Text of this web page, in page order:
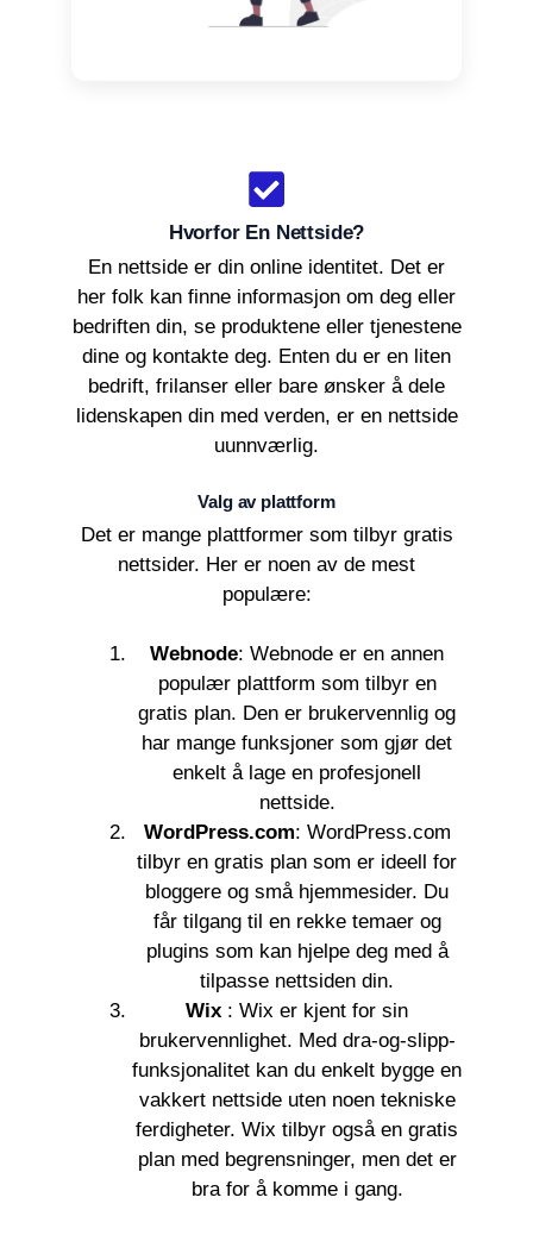
Hvorfor En Nettside?
En nettside er din online identitet. Det er
her folk kan finne informasjon om deg eller
bedriften din, se produktene eller tjenestene
dine og kontakte deg. Enten du er en liten
bedrift, frilanser eller bare ønsker å dele
lidenskapen din med verden, er en nettside
uunnværlig.
Valg av plattform
Det er mange plattformer som tilbyr gratis
nettsider. Her er noen av de mest
populære:
Webnode: Webnode er en annen
populær plattform som tilbyr en
gratis plan. Den er brukervennlig og
har mange funksjoner som gjør det
enkelt å lage en profesjonell
nettside.
WordPress.com: WordPress.com
tilbyr en gratis plan som er ideell for
bloggere og små hjemmesider. Du
får tilgang til en rekke temaer og
plugins som kan hjelpe deg med å
tilpasse nettsiden din.
Wix : Wix er kjent for sin
brukervennlighet. Med dra-og-slipp-
funksjonalitet kan du enkelt bygge en
vakkert nettside uten noen tekniske
ferdigheter. Wix tilbyr også en gratis
plan med begrensninger, men det er
bra for å komme i gang.